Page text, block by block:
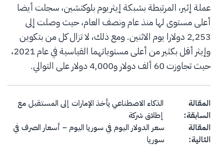
عملة إثير، المرتبطة بشبكة إيثريوم بلوكتشين، سجلت أيضا
أعلى مستوى لها منذ عام ونصف العام، حيث وصلت إلى
2,253 دولارا يوم الاثنين. ومع ذلك، لا تزال كل من بتكوين
وإيثر أقل بكثير من أعلى مستوياتهما القياسية في عام 2021،
حيث تجاوزت 60 ألف دولار و4,000 دولار على التوالي.
Post navigation
المقالة
السابقة:
الذكاء الاصطناعي يأخذ الإمارات إلى المستقبل مع
إطلاق شركة
المقالة
التالية:
سعر الدولار اليوم في سوريا اليوم – أسعار الصرف في
سوريا